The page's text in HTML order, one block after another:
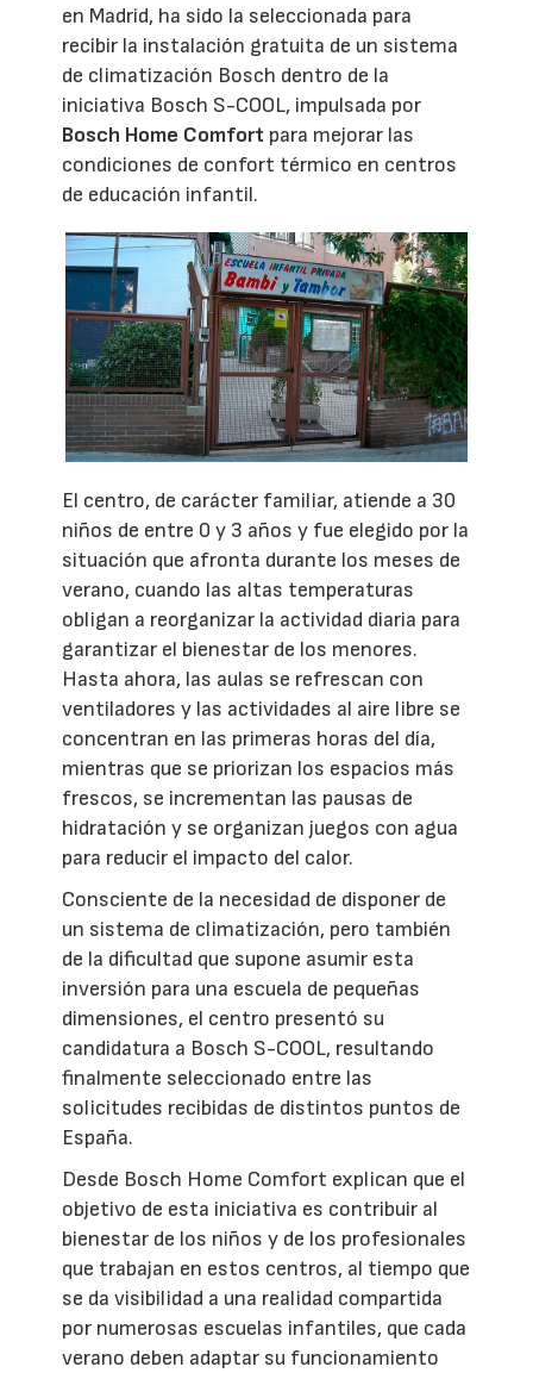
en Madrid, ha sido la seleccionada para
recibir la instalación gratuita de un sistema
de climatización Bosch dentro de la
iniciativa Bosch S-COOL, impulsada por
Bosch Home Comfort para mejorar las
condiciones de confort térmico en centros
de educación infantil.
El centro, de carácter familiar, atiende a 30
niños de entre 0 y 3 años y fue elegido por la
situación que afronta durante los meses de
verano, cuando las altas temperaturas
obligan a reorganizar la actividad diaria para
garantizar el bienestar de los menores.
Hasta ahora, las aulas se refrescan con
ventiladores y las actividades al aire libre se
concentran en las primeras horas del día,
mientras que se priorizan los espacios más
frescos, se incrementan las pausas de
hidratación y se organizan juegos con agua
para reducir el impacto del calor.
Consciente de la necesidad de disponer de
un sistema de climatización, pero también
de la dificultad que supone asumir esta
inversión para una escuela de pequeñas
dimensiones, el centro presentó su
candidatura a Bosch S-COOL, resultando
finalmente seleccionado entre las
solicitudes recibidas de distintos puntos de
España.
Desde Bosch Home Comfort explican que el
objetivo de esta iniciativa es contribuir al
bienestar de los niños y de los profesionales
que trabajan en estos centros, al tiempo que
se da visibilidad a una realidad compartida
por numerosas escuelas infantiles, que cada
verano deben adaptar su funcionamiento